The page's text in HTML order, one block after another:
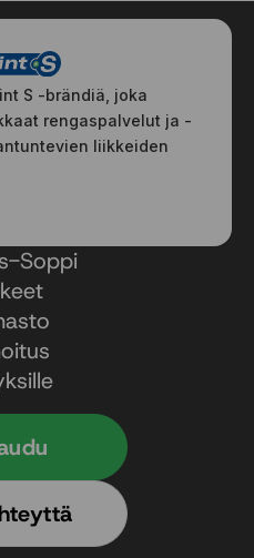
S -brändiä, joka
rengaspalvelut ja -
liikkeiden
Soppi